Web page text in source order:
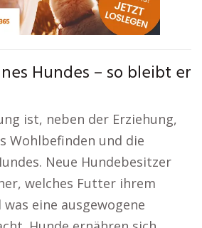
Hundes – so bleibt er
ist, neben der Erziehung,
Wohlbefinden und die
Neue Hundebesitzer
welches Futter ihrem
eine ausgewogene